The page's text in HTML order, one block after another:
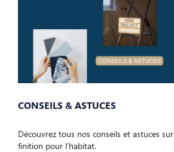
CONSEILS & ASTUCES
Découvrez tous nos conseils et astuces
finition pour l'habitat.